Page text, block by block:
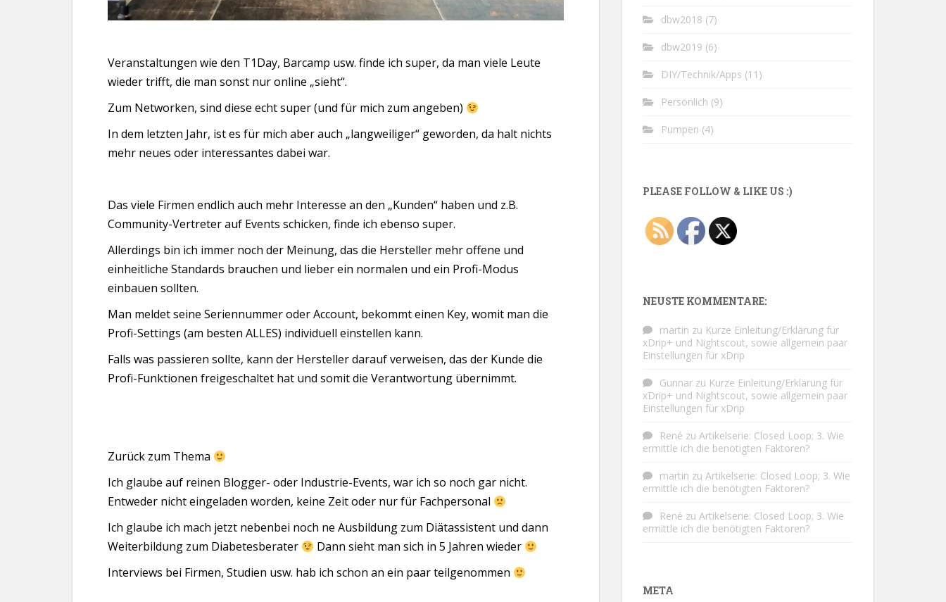
Veranstaltungen wie den T1Day, Barcamp usw. finde ich super, da man viele Leute
wieder trifft, die man sonst nur online „sieht“.
Zum Networken, sind diese echt super (und für mich zum angeben)
In dem letzten Jahr, ist es für mich aber auch „langweiliger“ geworden, da halt nichts
mehr neues oder interessantes dabei war.
Das viele Firmen endlich auch mehr Interesse an den „Kunden“ haben und z.B.
Community-Vertreter auf Events schicken, finde ich ebenso super.
Allerdings bin ich immer noch der Meinung, das die Hersteller mehr offene und
einheitliche Standards brauchen und lieber ein normalen und ein Profi-Modus
einbauen sollten.
Man meldet seine Seriennummer oder Account, bekommt einen Key, womit man die
Profi-Settings (am besten ALLES) individuell einstellen kann.
Falls was passieren sollte, kann der Hersteller darauf verweisen, das der Kunde die
Profi-Funktionen freigeschaltet hat und somit die Verantwortung übernimmt.
Zurück zum Thema
Ich glaube auf reinen Blogger- oder Industrie-Events, war ich so noch gar nicht.
Entweder nicht eingeladen worden, keine Zeit oder nur für Fachpersonal
Ich glaube ich mach jetzt nebenbei noch ne Ausbildung zum Diätassistent und dann
Weiterbildung zum Diabetesberater
Dann sieht man sich in 5 Jahren wieder
Interviews bei Firmen, Studien usw. hab ich schon an ein paar teilgenommen
dbw2018 (7)
dbw2019 (6)
DIY/Technik/Apps (11)
Persönlich (9)
Pumpen (4)
PLEASE FOLLOW & LIKE US :)
NEUSTE KOMMENTARE:
martin zu Kurze Einleitung/Erklärung für
xDrip+ und Nightscout, sowie allgemein paar
Einstellungen für xDrip
Gunnar zu Kurze Einleitung/Erklärung für
xDrip+ und Nightscout, sowie allgemein paar
Einstellungen für xDrip
René zu Artikelserie: Closed Loop; 3. Wie
ermittle ich die benötigten Faktoren?
martin zu Artikelserie: Closed Loop; 3. Wie
ermittle ich die benötigten Faktoren?
René zu Artikelserie: Closed Loop; 3. Wie
ermittle ich die benötigten Faktoren?
META